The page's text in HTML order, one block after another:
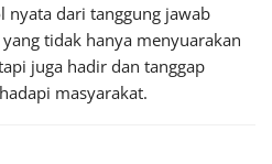
nyata dari tanggung jawab
tidak hanya menyuarakan
juga hadir dan tanggap
masyarakat.